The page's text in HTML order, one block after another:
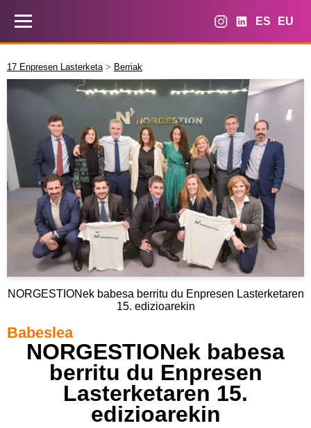
ES EU
17 Enpresen Lasterketa> Berriak
NORGESTIONek babesa berritu du Enpresen Lasterketaren
15. edizioarekin
Babeslea
NORGESTIONek babesa
berritu du Enpresen
Lasterketaren 15.
edizioarekin